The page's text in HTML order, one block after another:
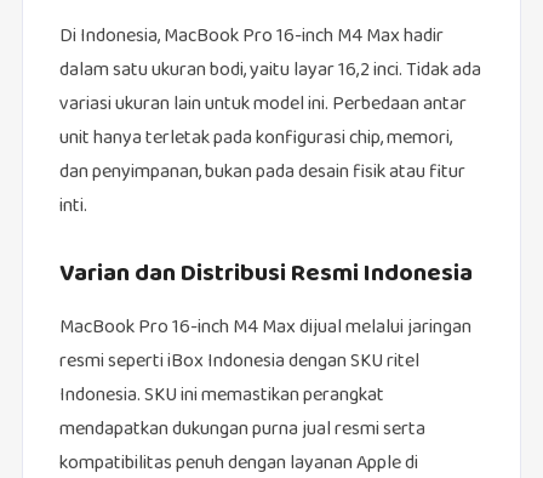
Di Indonesia, MacBook Pro 16-inch M4 Max hadir
dalam satu ukuran bodi, yaitu layar 16,2 inci. Tidak ada
variasi ukuran lain untuk model ini. Perbedaan antar
unit hanya terletak pada konfigurasi chip, memori,
dan penyimpanan, bukan pada desain fisik atau fitur
inti.
Varian dan Distribusi Resmi Indonesia
MacBook Pro 16-inch M4 Max dijual melalui jaringan
resmi seperti iBox Indonesia dengan SKU ritel
Indonesia. SKU ini memastikan perangkat
mendapatkan dukungan purna jual resmi serta
kompatibilitas penuh dengan layanan Apple di